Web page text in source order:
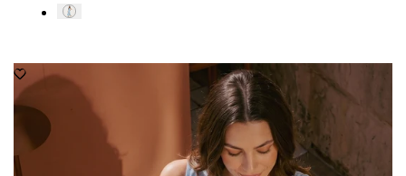
venta